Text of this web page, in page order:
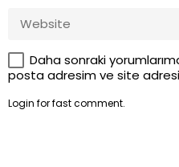
Daha sonraki
posta adresim ve site
Login for fast comment.